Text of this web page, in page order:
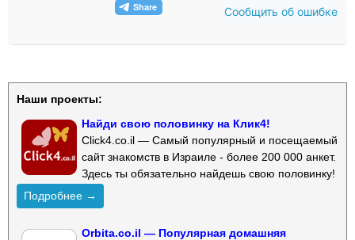
Сообщить об ошибке
Наши проекты:
Найди свою половинку на Клик4!
Click4.co.il — Самый популярный и посещаемый
сайт знакомств в Израиле - более 200 000 анкет.
Здесь ты обязательно найдешь свою половинку!
Подробнее →
Orbita.co.il — Популярная домашняя